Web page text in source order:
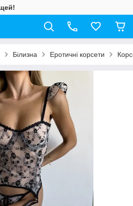
Білизна Еротичні корсети